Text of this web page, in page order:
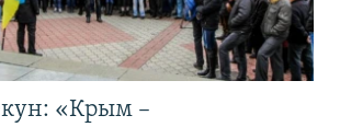
«Крым –